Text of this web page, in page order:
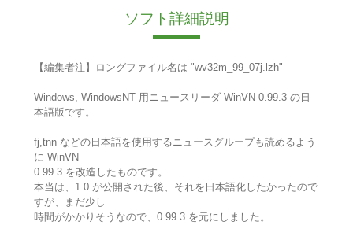
ソフト詳細説明
【編集者注】ロングファイル名は "wv32m_99_07j.lzh"
Windows, WindowsNT 用ニュースリーダ WinVN 0.99.3 の日
本語版です。
fj,tnn などの日本語を使用するニュースグループも読めるよう
に WinVN
0.99.3 を改造したものです。
本当は、1.0 が公開された後、それを日本語化したかったので
すが、まだ少し
時間がかかりそうなので、0.99.3 を元にしました。